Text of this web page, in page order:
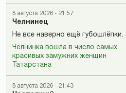
8 августа 2026 - 21:57
Челнинец
Не все наверно ещё губошлёпки.
Челнинка вошла в число самых
красивых замужних женщин
Татарстана
8 августа 2026 - 21:43